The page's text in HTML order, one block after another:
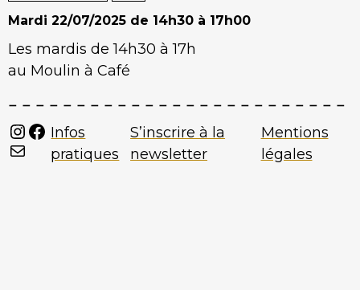
Mardi 22/07/2025 de 14h30 à 17h00
Les mardis de 14h30 à 17h
au Moulin à Café
Instagram
Facebook
Mail
Infos
pratiques
S’inscrire à la
newsletter
Mentions
légales